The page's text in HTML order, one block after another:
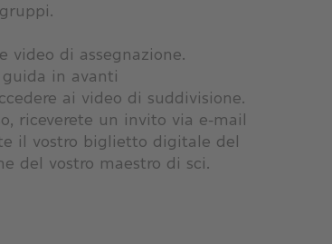
video di assegnazione.
guida in avanti
ai video di suddivisione.
riceverete un invito via e-mail
il vostro biglietto digitale del
del vostro maestro di sci.